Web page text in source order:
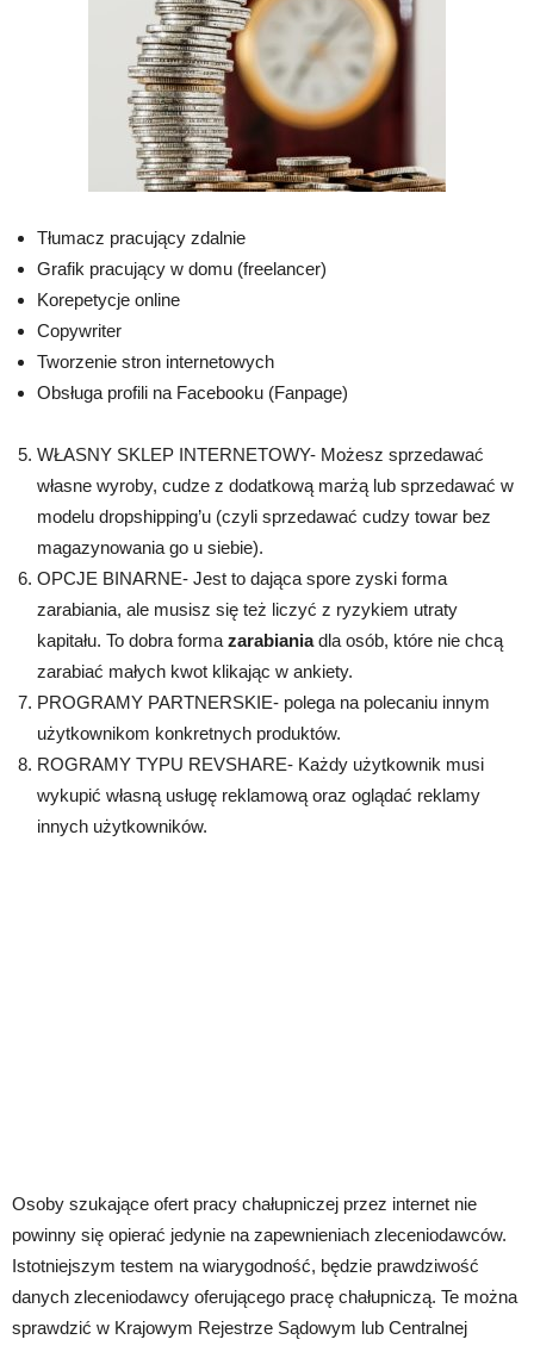
Tłumacz pracujący zdalnie
Grafik pracujący w domu (freelancer)
Korepetycje online
Copywriter
Tworzenie stron internetowych
Obsługa profili na Facebooku (Fanpage)
WŁASNY SKLEP INTERNETOWY- Możesz sprzedawać
własne wyroby, cudze z dodatkową marżą lub sprzedawać w
modelu dropshipping’u (czyli sprzedawać cudzy towar bez
magazynowania go u siebie).
OPCJE BINARNE- Jest to dająca spore zyski forma
zarabiania, ale musisz się też liczyć z ryzykiem utraty
kapitału. To dobra forma zarabianiadla osób, które nie chcą
zarabiać małych kwot klikając w ankiety.
PROGRAMY PARTNERSKIE- polega na polecaniu innym
użytkownikom konkretnych produktów.
ROGRAMY TYPU REVSHARE- Każdy użytkownik musi
wykupić własną usługę reklamową oraz oglądać reklamy
innych użytkowników.
Osoby szukające ofert pracy chałupniczej przez internet nie
powinny się opierać jedynie na zapewnieniach zleceniodawców.
Istotniejszym testem na wiarygodność, będzie prawdziwość
danych zleceniodawcy oferującego pracę chałupniczą. Te można
sprawdzić w Krajowym Rejestrze Sądowym lub Centralnej